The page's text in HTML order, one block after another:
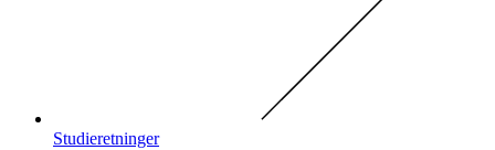
Studieretninger